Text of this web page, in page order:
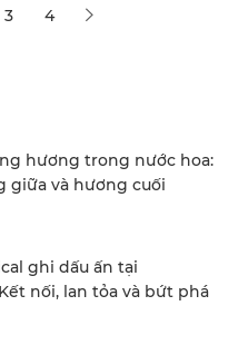
3 4
hương trong nước hoa:
giữa và hương cuối
ghi dấu ấn tại
nối, lan tỏa và bứt phá